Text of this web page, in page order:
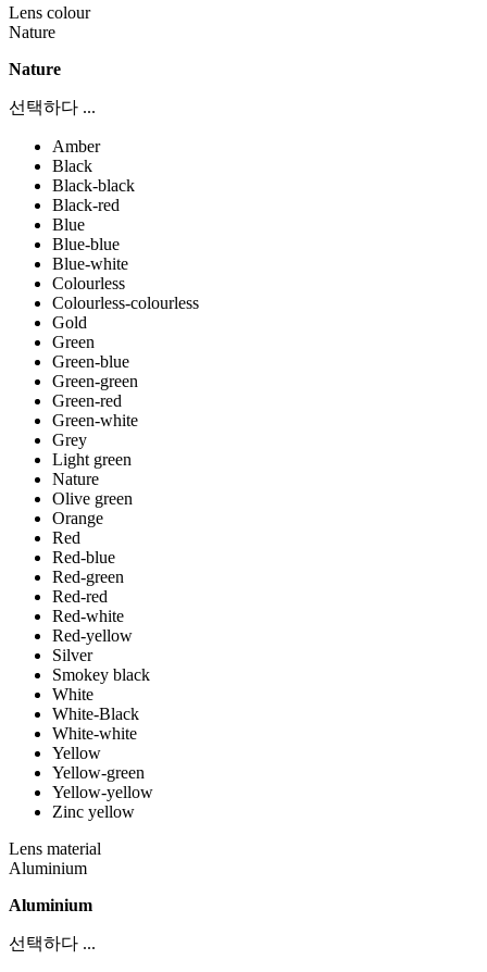
Lens colour
Nature
Nature
선택하다 ...
Amber
Black
Black-black
Black-red
Blue
Blue-blue
Blue-white
Colourless
Colourless-colourless
Gold
Green
Green-blue
Green-green
Green-red
Green-white
Grey
Light green
Nature
Olive green
Orange
Red
Red-blue
Red-green
Red-red
Red-white
Red-yellow
Silver
Smokey black
White
White-Black
White-white
Yellow
Yellow-green
Yellow-yellow
Zinc yellow
Lens material
Aluminium
Aluminium
선택하다 ...